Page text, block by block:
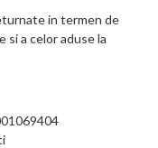
in termen de
si a celor aduse la